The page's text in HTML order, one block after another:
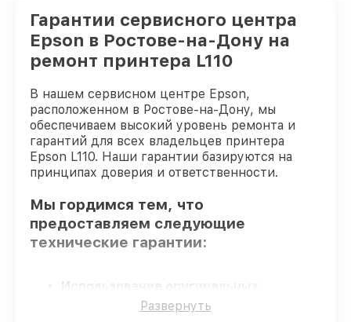
Гарантии сервисного центра
Epson в Ростове-на-Дону на
ремонт принтера L110
В нашем сервисном центре Epson,
расположенном в Ростове-на-Дону, мы
обеспечиваем высокий уровень ремонта и
гарантий для всех владельцев принтера
Epson L110. Наши гарантии базируются на
принципах доверия и ответственности.
Мы гордимся тем, что
предоставляем следующие
технические гарантии:
– для всех видов
Развернуть